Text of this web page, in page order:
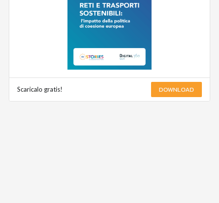
Scaricalo gratis! DOWNLOAD